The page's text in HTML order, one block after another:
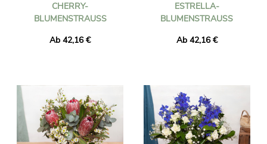
CHERRY-
BLUMENSTRAUSS
Ab 42,16 €
ESTRELLA-
BLUMENSTRAUSS
Ab 42,16 €